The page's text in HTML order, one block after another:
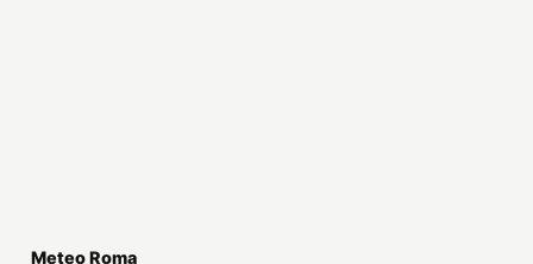
Meteo Roma